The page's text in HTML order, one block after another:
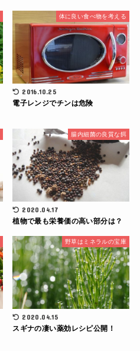
体に良い食べ物を考える
2016.10.25
電子レンジでチンは危険
腸内細菌の良質な餌
2020.04.17
植物で最も栄養価の高い部分は？
野草はミネラルの宝庫
2020.04.15
スギナの凄い薬効レシピ公開！